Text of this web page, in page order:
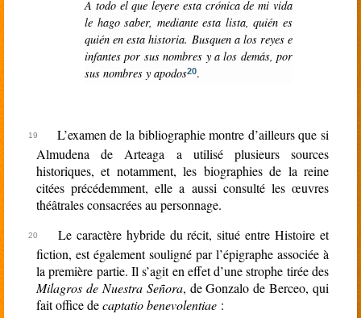
A todo el que leyere esta crónica de mi vida
le hago saber, mediante esta lista, quién es
quién en esta historia. Busquen a los reyes e
infantes por sus nombres y a los demás, por
sus nombres y apodos20.
L’examen de la bibliographie montre d’ailleurs que si
Almudena de Arteaga a utilisé plusieurs sources
historiques, et notamment, les biographies de la reine
citées précédemment, elle a aussi consulté les œuvres
théâtrales consacrées au personnage.
Le caractère hybride du récit, situé entre Histoire et
fiction, est également souligné par l’épigraphe associée à
la première partie. Il s’agit en effet d’une strophe tirée des
Milagros de Nuestra Señora, de Gonzalo de Berceo, qui
fait office decaptatio benevolentiae :